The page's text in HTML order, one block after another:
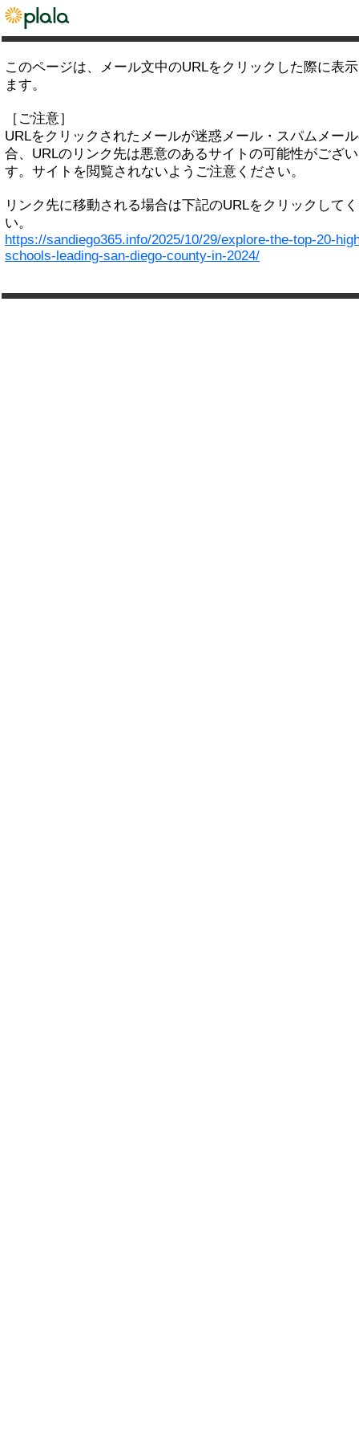
このページは、メール文中のURLをクリックした際に表
ます。
［ご注意］
URLをクリックされたメールが迷惑メール・スパムメー
合、URLのリンク先は悪意のあるサイトの可能性がござ
す。サイトを閲覧されないようご注意ください。
リンク先に移動される場合は下記のURLをクリックして
い。
https://sandiego365.info/2025/10/29/explore-the-top-20-
schools-leading-san-diego-county-in-2024/